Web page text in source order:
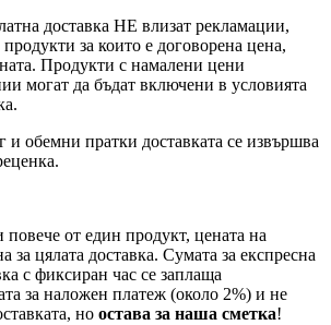
доставка НЕ влизат рекламации,
за които е договорена цена,
Продукти с намалени цени
могат да бъдат включени в условията
и обемни пратки доставката се извършва
от един продукт, цената на
за цялата доставка. Сумата за експресна
с фиксиран час се заплаща
за наложен платеж (около 2%) и не
но остава за наша сметка!